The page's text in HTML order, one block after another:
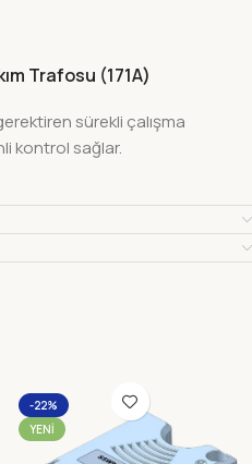
Trafosu (171A)
sürekli çalışma
kontrol sağlar.
-22%
YENI